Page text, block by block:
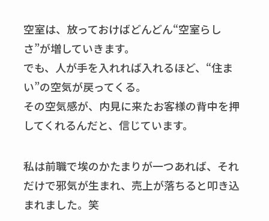
空室は、放っておけばどんどん“空室らし
さ”が増していきます。
でも、人が手を入れれば入れるほど、“住ま
い”の空気が戻ってくる。
その空気感が、内見に来たお客様の背中を押
してくれるんだと、信じています。
私は前職で埃のかたまりが一つあれば、それ
だけで邪気が生まれ、売上が落ちると叩き込
まれました。笑